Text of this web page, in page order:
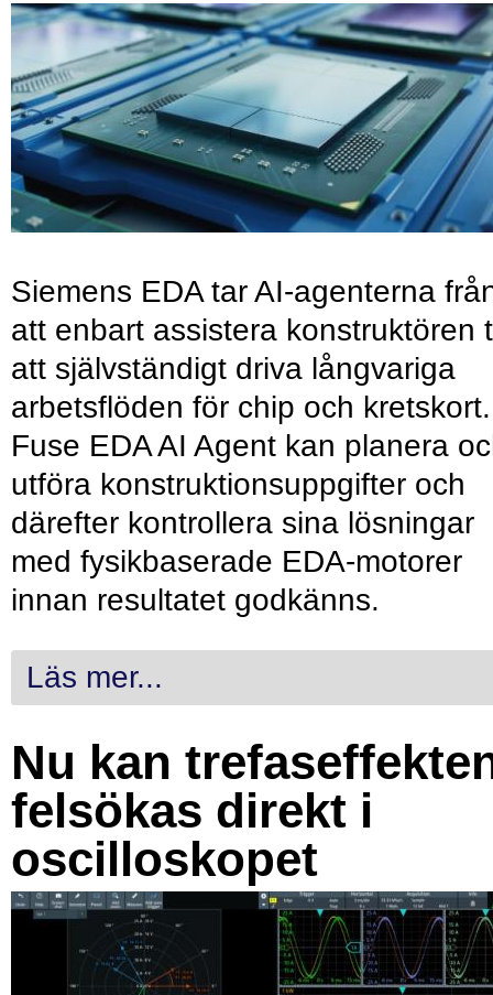
Siemens EDA tar AI-agenterna
att enbart assistera konstruktören
att självständigt driva långvariga
arbetsflöden för chip och kretskort.
Fuse EDA AI Agent kan planera
utföra konstruktionsuppgifter och
därefter kontrollera sina lösningar
med fysikbaserade EDA-motorer
innan resultatet godkänns.
Läs mer...
Nu kan
felsökas direkt i
oscilloskopet